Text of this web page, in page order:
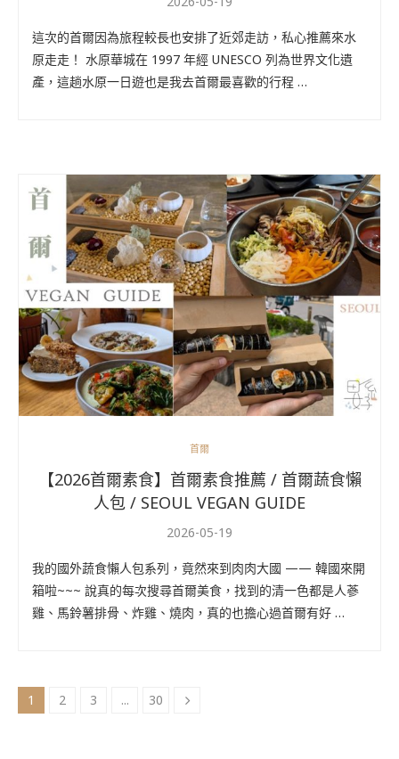
這次的首爾因為旅程較長也安排了近郊走訪，私心推薦來水
原走走！ 水原華城在 1997 年經 UNESCO 列為世界文化遺
產，這趟水原一日遊也是我去首爾最喜歡的行程 …
首爾
【2026首爾素食】首爾素食推薦 / 首爾蔬食懶
人包 / SEOUL VEGAN GUIDE
2026-05-19
我的國外蔬食懶人包系列，竟然來到肉肉大國 —— 韓國來開
箱啦~~~ 說真的每次搜尋首爾美食，找到的清一色都是人蔘
雞、馬鈴薯排骨、炸雞、燒肉，真的也擔心過首爾有好 …
1 2 3 ... 30